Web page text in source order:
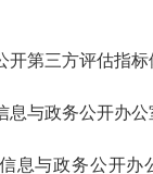
开第三方评估指标
息与政务公开办
息与政务公开